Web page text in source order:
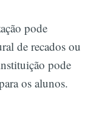
pode
de recados ou
pode
os alunos.